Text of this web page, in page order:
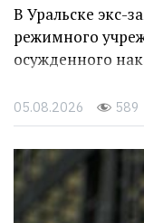
В Уральске экс-
режимного
осужденного
05.08.2026 589